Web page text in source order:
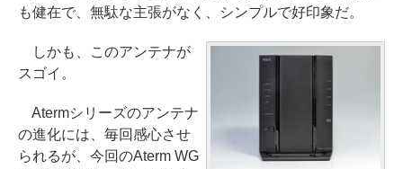
も健在で、無駄な主張がなく、シンプルで好印象だ。
しかも、このアンテナが
スゴイ。
Atermシリーズのアンテナ
の進化には、毎回感心させ
られるが、今回のAterm WG